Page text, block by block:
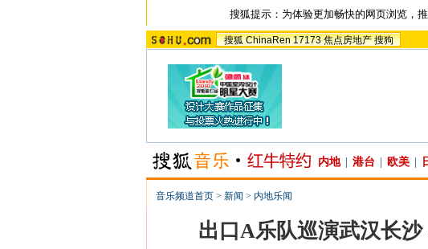
搜狐提示：为体验更加畅快的网页浏览，
搜狐 ChinaRen 17173 焦点房地产 搜狗
内地 港台 欧美
音乐频道首页 > 新闻 > 内地乐闻
出口A乐队巡演武汉长